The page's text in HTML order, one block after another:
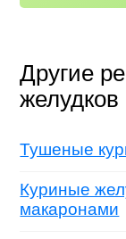
Другие
желудков
Тушеные
Куриные
макаронами